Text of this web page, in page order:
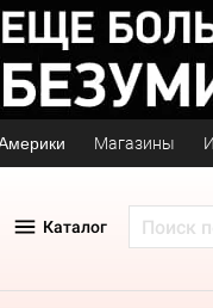
Магазины
Каталог